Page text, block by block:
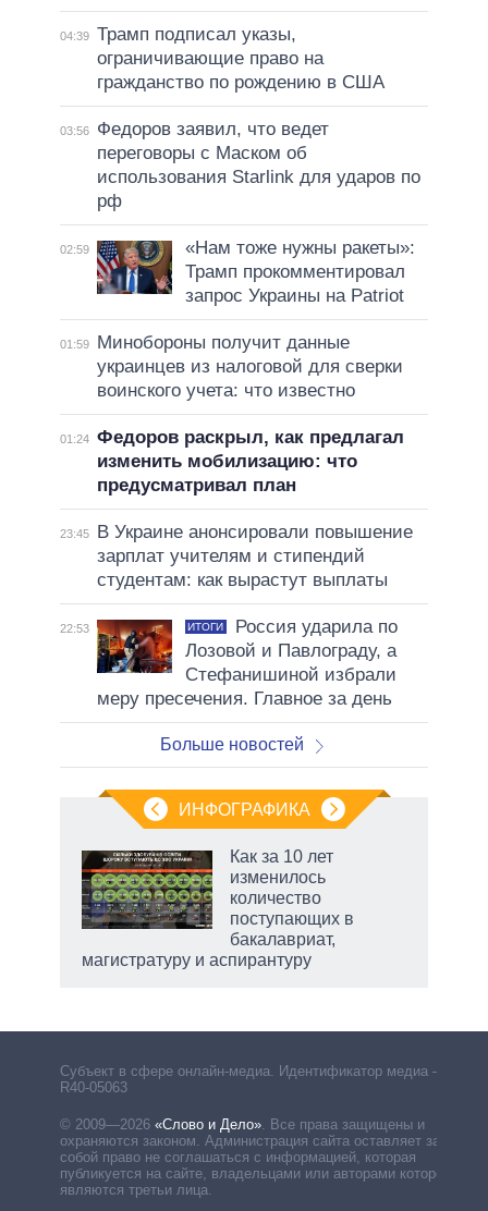
04:39 Трамп подписал указы,
ограничивающие право на
гражданство по рождению в США
03:56
Федоров заявил, что ведет
переговоры с Маском об
использования Starlink для ударов по
рф
02:59
«Нам тоже нужны ракеты»:
Трамп прокомментировал
запрос Украины на Patriot
01:59
Минобороны получит данные
украинцев из налоговой для сверки
воинского учета: что известно
01:24 Федоров раскрыл, как предлагал
изменить мобилизацию: что
предусматривал план
23:45
В Украине анонсировали повышение
зарплат учителям и стипендий
студентам: как вырастут выплаты
22:53 ИТОГИ
Россия ударила по
Лозовой и Павлограду, а
Стефанишиной избрали
меру пресечения. Главное за день
Больше новостей
ИНФОГРАФИКА
Как за 10 лет
изменилось
количество
поступающих в
бакалавриат,
магистратуру и аспирантуру
Субъект в сфере онлайн-медиа. Идентификатор медиа –
R40-05063
© 2009—2026 «Слово и Дело». Все права защищены и
охраняются законом. Администрация сайта оставляет за
собой право не соглашаться с информацией, которая
публикуется на сайте, владельцами или авторами которой
являются третьи лица.